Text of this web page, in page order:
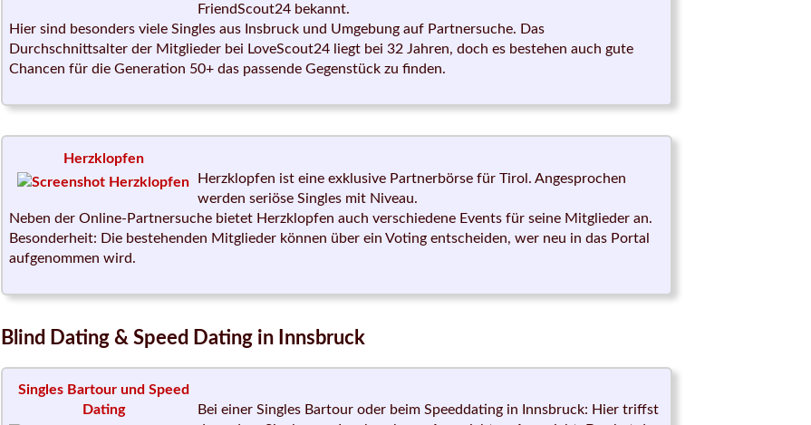
FriendScout24 bekannt.
Hier sind besonders viele Singles aus Insbruck und Umgebung auf Partnersuche. Das
Durchschnittsalter der Mitglieder bei LoveScout24 liegt bei 32 Jahren, doch es bestehen auch gute
Chancen für die Generation 50+ das passende Gegenstück zu finden.
Herzklopfen
Herzklopfen ist eine exklusive Partnerbörse für Tirol. Angesprochen
werden seriöse Singles mit Niveau.
Neben der Online-Partnersuche bietet Herzklopfen auch verschiedene Events für seine Mitglieder an.
Besonderheit: Die bestehenden Mitglieder können über ein Voting entscheiden, wer neu in das Portal
aufgenommen wird.
Blind Dating & Speed Dating in Innsbruck
Singles Bartour und Speed
Dating
Bei einer Singles Bartour oder beim Speeddating in Innsbruck: Hier triffst